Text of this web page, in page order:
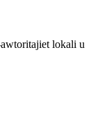
lokali u